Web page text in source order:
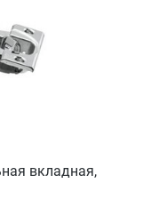
вкладная,